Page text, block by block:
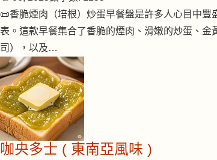
📜香脆煙肉（培根）炒蛋早餐盤是許多人心目中豐
表。這款早餐集合了香脆的煙肉、滑嫩的炒蛋、金
司），以及…
咖央多士 ( 東南亞風味 )